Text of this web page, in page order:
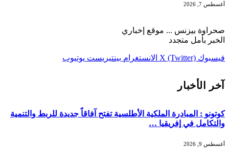
أغسطس 7, 2026
صحراوة بيزنس ... موقع إخباري
الخبر بأمل متجدد
فيسبوك X (Twitter) الانستغرام بينتيريست يوتيوب
آخر الأخبار
كوتونو : المبادرة الملكية الأطلسية تفتح آفاقاً جديدة للربط والتنمية
والتكامل في إفريقيا …
أغسطس 9, 2026